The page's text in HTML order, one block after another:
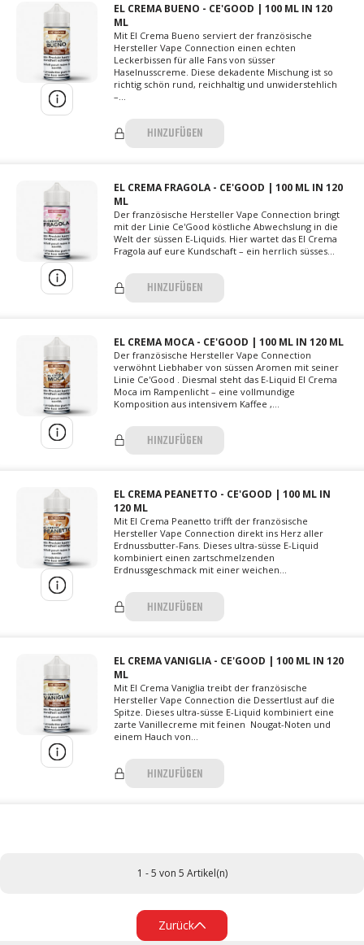
EL CREMA BUENO - CE'GOOD | 100 ML IN 120
ML
Mit El Crema Bueno serviert der französische
Hersteller Vape Connection einen echten
Leckerbissen für alle Fans von süsser
Haselnusscreme. Diese dekadente Mischung ist so
richtig schön rund, reichhaltig und unwiderstehlich
–...
HINZUFÜGEN
EL CREMA FRAGOLA - CE'GOOD | 100 ML IN 120
ML
Der französische Hersteller Vape Connection bringt
mit der Linie Ce'Good köstliche Abwechslung in die
Welt der süssen E-Liquids. Hier wartet das El Crema
Fragola auf eure Kundschaft – ein herrlich süsses...
HINZUFÜGEN
EL CREMA MOCA - CE'GOOD | 100 ML IN 120 ML
Der französische Hersteller Vape Connection
verwöhnt Liebhaber von süssen Aromen mit seiner
Linie Ce'Good . Diesmal steht das E-Liquid El Crema
Moca im Rampenlicht – eine vollmundige
Komposition aus intensivem Kaffee ,...
HINZUFÜGEN
EL CREMA PEANETTO - CE'GOOD | 100 ML IN
120 ML
Mit El Crema Peanetto trifft der französische
Hersteller Vape Connection direkt ins Herz aller
Erdnussbutter-Fans. Dieses ultra-süsse E-Liquid
kombiniert einen zartschmelzenden
Erdnussgeschmack mit einer weichen...
HINZUFÜGEN
EL CREMA VANIGLIA - CE'GOOD | 100 ML IN 120
ML
Mit El Crema Vaniglia treibt der französische
Hersteller Vape Connection die Dessertlust auf die
Spitze. Dieses ultra-süsse E-Liquid kombiniert eine
zarte Vanillecreme mit feinen Nougat-Noten und
einem Hauch von...
HINZUFÜGEN
1 - 5 von 5 Artikel(n)
Zurück